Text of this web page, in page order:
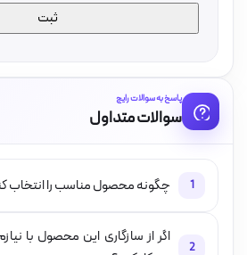
پاسخ به سوالات رایج
سوالات متداول
1 چگونه محصول مناسب را انتخاب
2
اگر از سازگاری این محصول با